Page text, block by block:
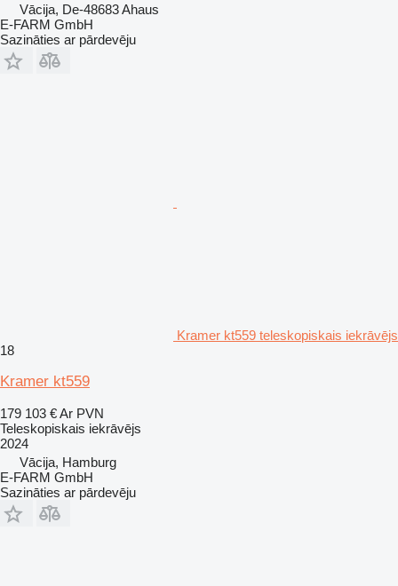
Vācija, De-48683 Ahaus
E-FARM GmbH
Sazināties ar pārdevēju
Kramer kt559 teleskopiskais iekrāvējs
18
Kramer kt559
179 103 €Ar PVN
Teleskopiskais iekrāvējs
2024
Vācija, Hamburg
E-FARM GmbH
Sazināties ar pārdevēju